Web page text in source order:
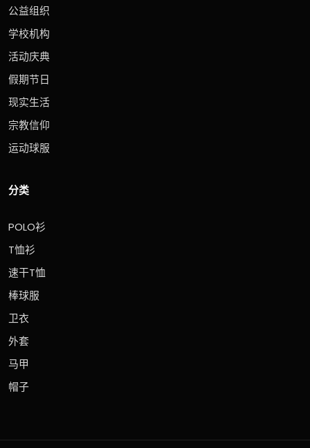
公益组织
学校机构
活动庆典
假期节日
现实生活
宗教信仰
运动球服
分类
POLO衫
T恤衫
速干T恤
棒球服
卫衣
外套
马甲
帽子